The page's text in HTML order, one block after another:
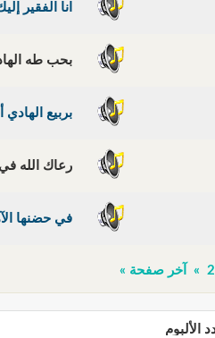
انا الفقير
بحب طه
بربيع الهادي
رعاك الله في
في حضنها
2
» آخر صفحة »